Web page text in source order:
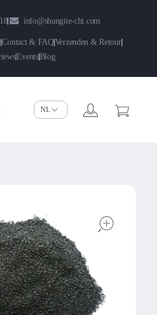
info@shungite-chi.com
Contact & FAQVerzenden & Retour
EventsBlog